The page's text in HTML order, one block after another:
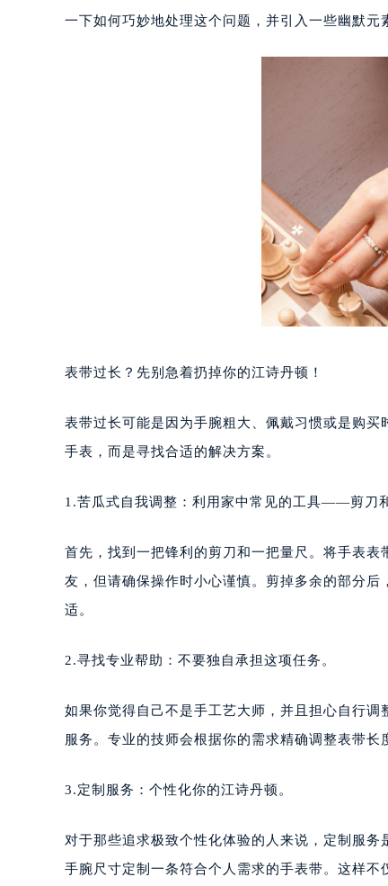
一下如何巧妙地处理这个问题，并引入一些幽默元
表带过长？先别急着扔掉你的江诗丹顿！
表带过长可能是因为手腕粗大、佩戴习惯或是购
手表，而是寻找合适的解决方案。
1.苦瓜式自我调整：利用家中常见的工具——剪刀
首先，找到一把锋利的剪刀和一把量尺。将手表
友，但请确保操作时小心谨慎。剪掉多余的部分
适。
2.寻找专业帮助：不要独自承担这项任务。
如果你觉得自己不是手工艺大师，并且担心自行
服务。专业的技师会根据你的需求精确调整表带长
3.定制服务：个性化你的江诗丹顿。
对于那些追求极致个性化体验的人来说，定制服
手腕尺寸定制一条符合个人需求的手表带。这样不